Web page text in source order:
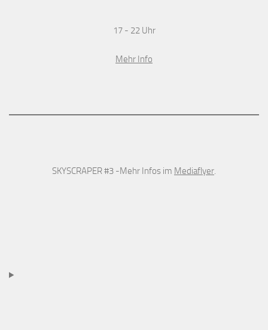
17 - 22 Uhr
Mehr Info
SKYSCRAPER #3 -Mehr Infos im Mediaflyer.